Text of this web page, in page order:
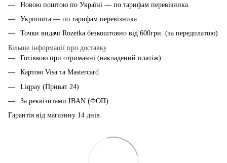
Новою поштою по Україні — по тарифам перевiзника.
Укрпошта — по тарифам перевiзника.
Точки видачі Rozetka безкоштовно від 600грн. (за передплатою)
Більше інформації про доставку
Готівкою при отриманні (накладений платіж)
Картою Visa та Mastercard
Liqpay (Приват 24)
За реквізитами IBAN (ФОП)
Гарантія від магазину 14 днiв.